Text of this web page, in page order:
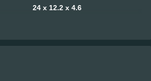
24 х 12.2 х 4.6